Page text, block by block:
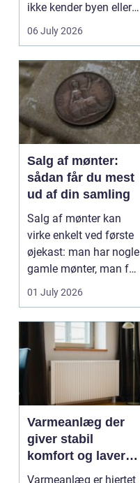
ikke kender byen eller
det lokale...
06 July 2026
Salg af mønter:
sådan får du mest
ud af din samling
Salg af mønter kan
virke enkelt ved første
øjekast: man har nogle
gamle mønter, man får
dem vurderet...
01 July 2026
Varmeanlæg der
giver stabil
komfort og lavere
energiregning
Varmeanlæg er hjertet